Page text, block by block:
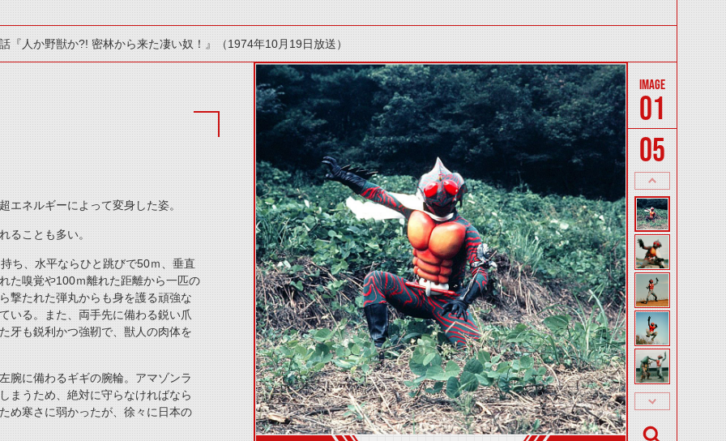
『人か野獣か?! 密林から来た凄い奴！』（1974年10月19日放送）
エネルギーによって変身した姿。
ることも多い。
ち、水平ならひと跳びで50ｍ、垂直
た嗅覚や100ｍ離れた距離から一匹の
撃たれた弾丸からも身を護る頑強な
いる。また、両手先に備わる鋭い爪
牙も鋭利かつ強靭で、獣人の肉体を
腕に備わるギギの腕輪。アマゾンラ
まうため、絶対に守らなければなら
め寒さに弱かったが、徐々に日本の
01
05
thumbnail Prev
thumbnail Next